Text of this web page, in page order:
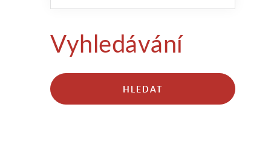
Vyhledávání
HLEDAT